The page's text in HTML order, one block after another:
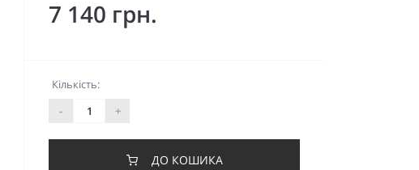
7 140 грн.
Кількість:
-
+
ДО КОШИКА